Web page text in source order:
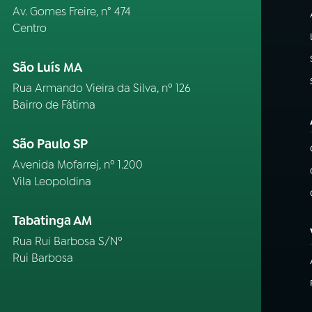
Av. Gomes Freire, n° 474
Centro
São Luís MA
Rua Armando Vieira da Silva, nº 126
Bairro de Fátima
São Paulo SP
Avenida Mofarrej, nº 1.200
Vila Leopoldina
Tabatinga AM
Rua Rui Barbosa S/Nº
Rui Barbosa